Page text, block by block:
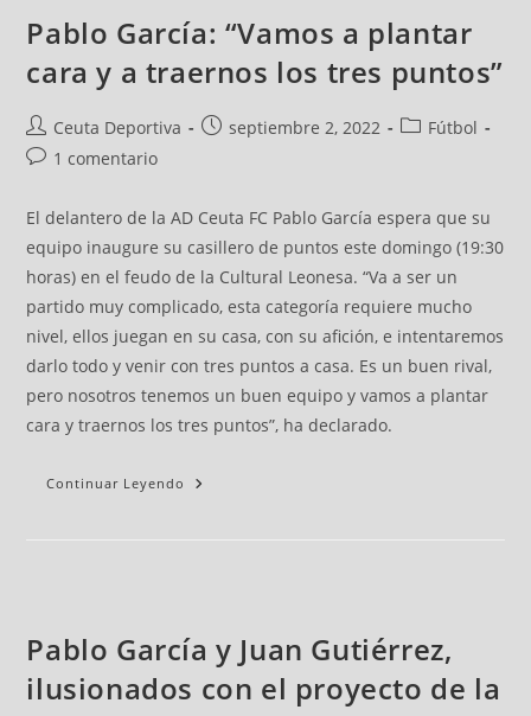
Pablo García: “Vamos a plantar
cara y a traernos los tres puntos”
Ceuta Deportiva septiembre 2, 2022
Fútbol
1 comentario
El delantero de la AD Ceuta FC Pablo García espera que su
equipo inaugure su casillero de puntos este domingo (19:30
horas) en el feudo de la Cultural Leonesa. “Va a ser un
partido muy complicado, esta categoría requiere mucho
nivel, ellos juegan en su casa, con su afición, e intentaremos
darlo todo y venir con tres puntos a casa. Es un buen rival,
pero nosotros tenemos un buen equipo y vamos a plantar
cara y traernos los tres puntos”, ha declarado.
Continuar Leyendo
Pablo García y Juan Gutiérrez,
ilusionados con el proyecto de la